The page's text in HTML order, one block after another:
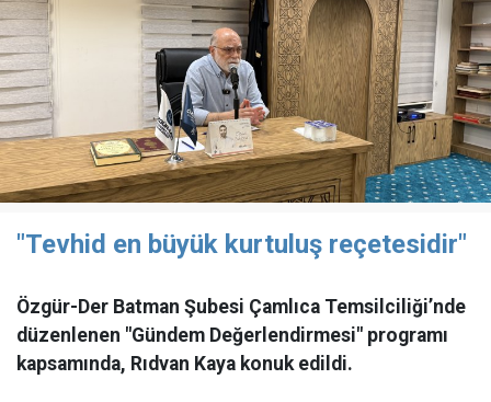
"Tevhid en büyük kurtuluş reçetesidir"
Özgür-Der Batman Şubesi Çamlıca Temsilciliği’nde
düzenlenen "Gündem Değerlendirmesi" programı
kapsamında, Rıdvan Kaya konuk edildi.